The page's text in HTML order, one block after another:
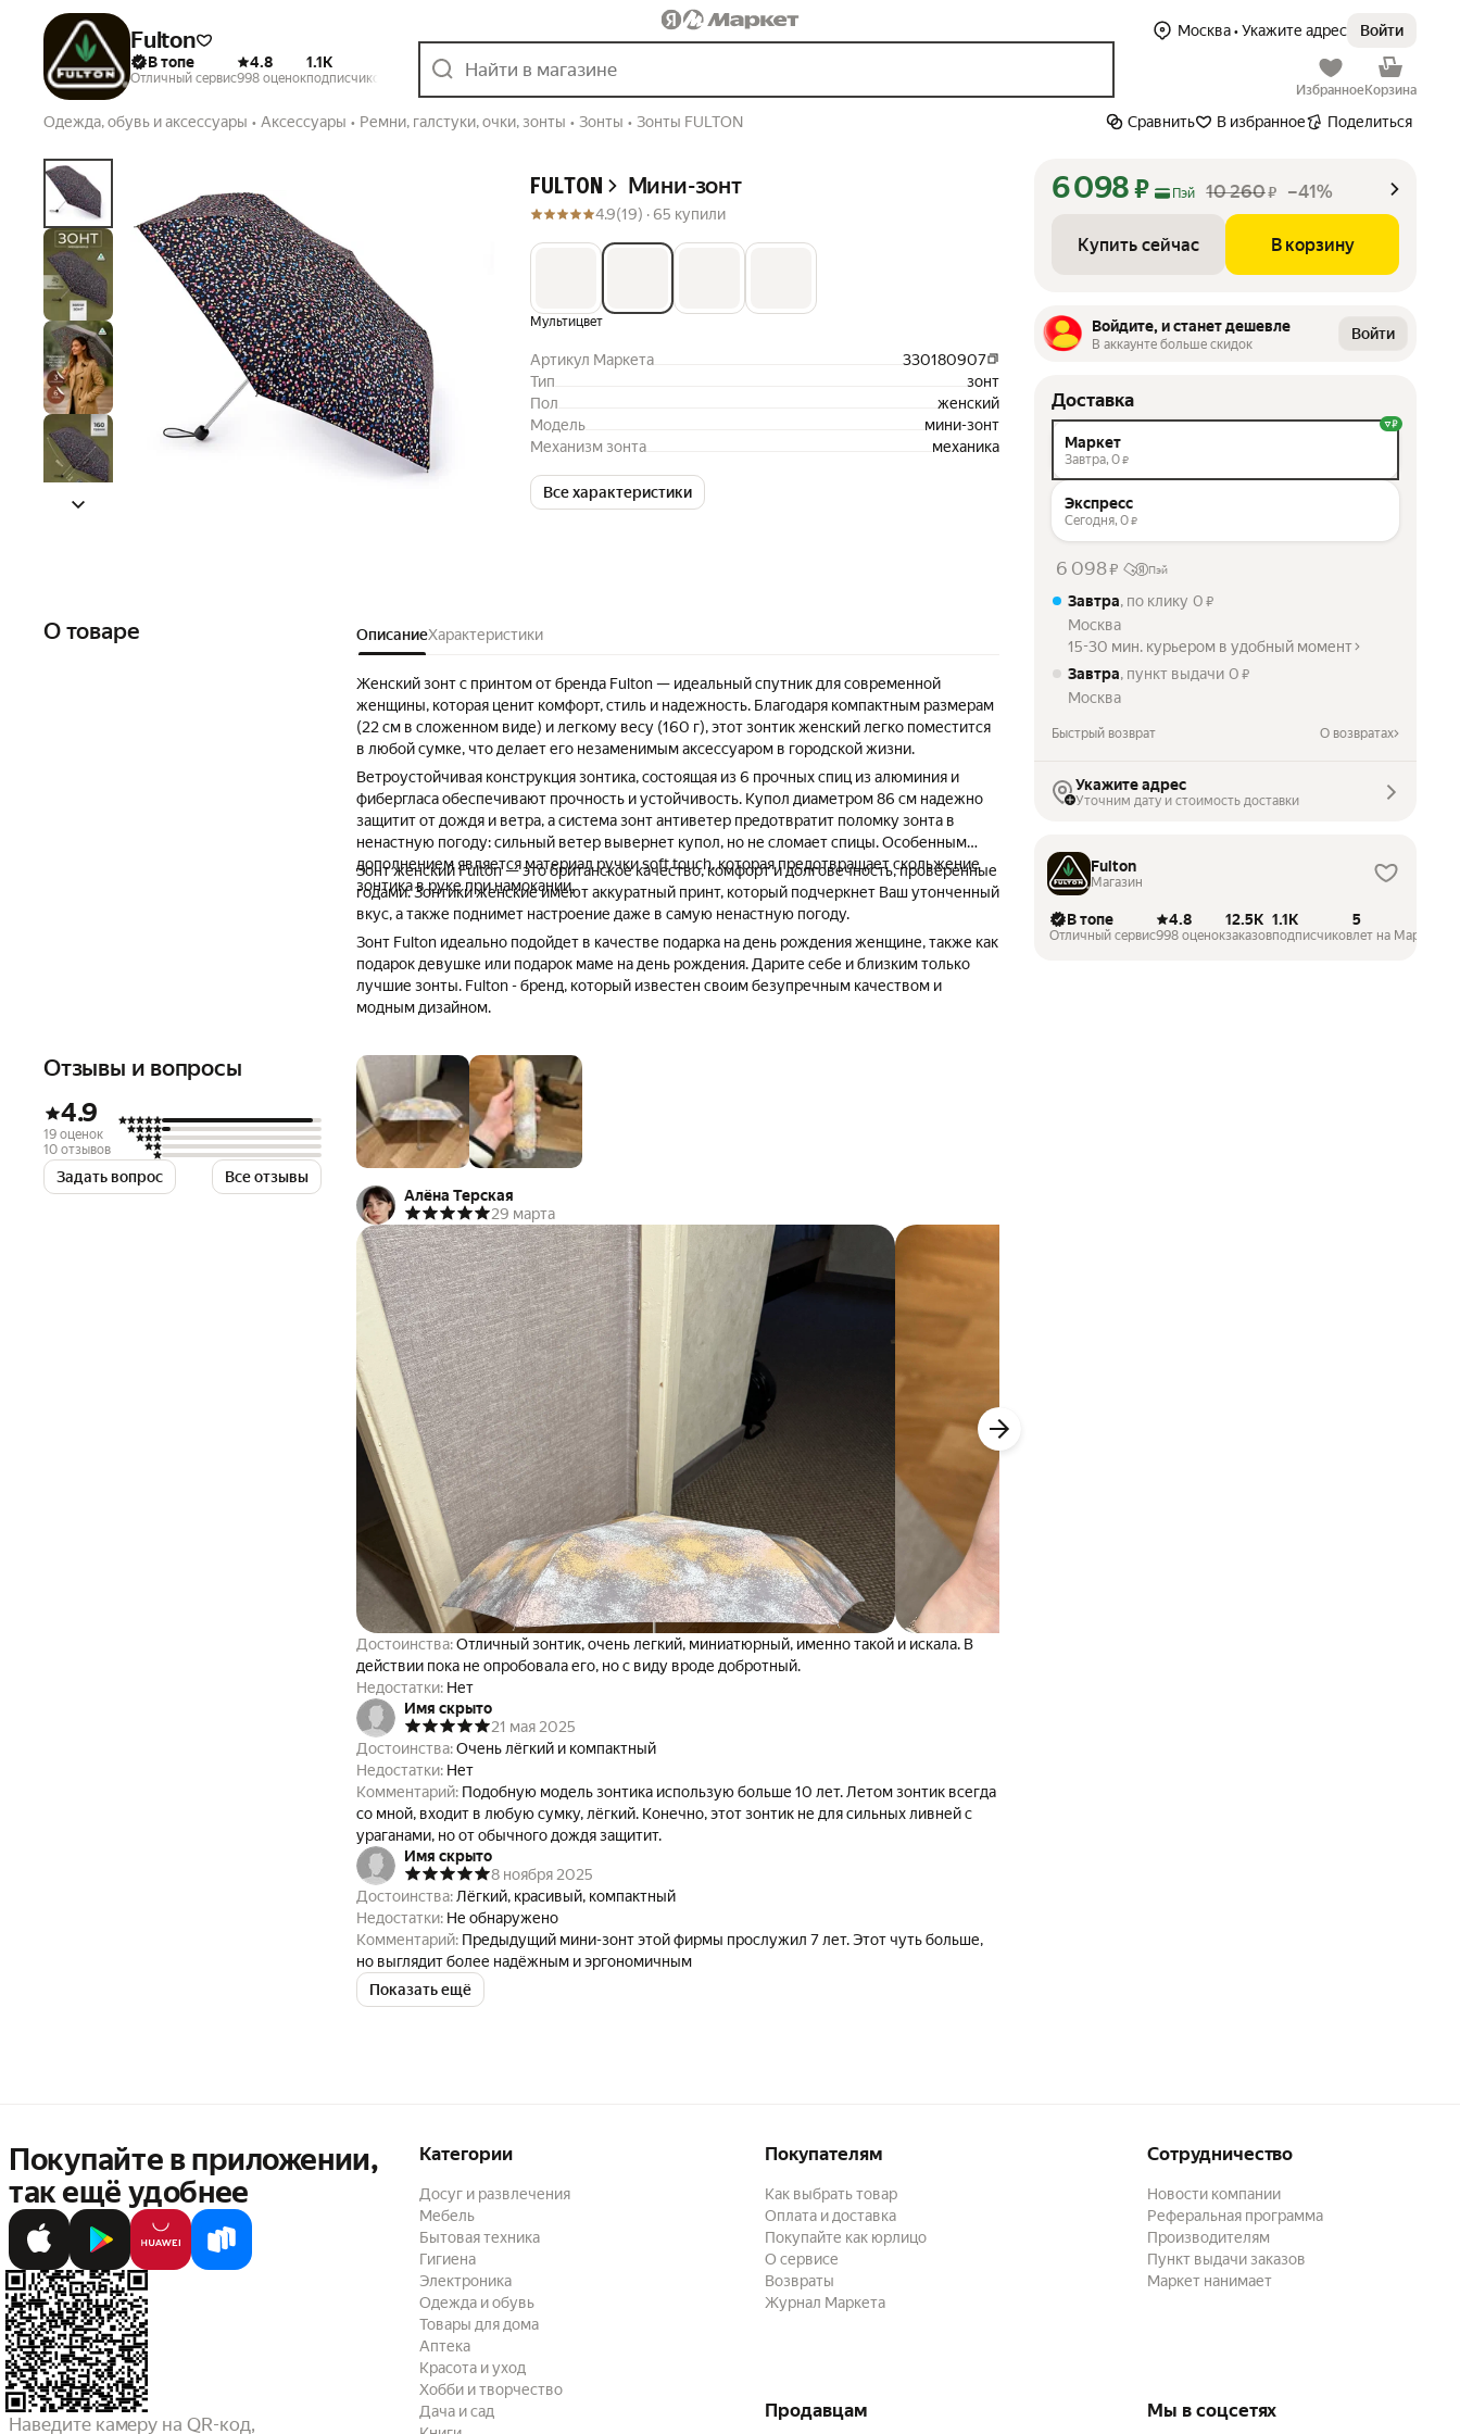
Fulton
В топе
Отличный сервис
4.8
998 оценок
1.1K
подписчиков
5
лет на Маркете
Москва• Укажите адрес Войти
Избранное Корзина
Одежда, обувь и аксессуары • Аксессуары • Ремни, галстуки, очки, зонты • Зонты • Зонты FULTON Сравнить В избранное Поделиться
FULTON Мини-зонт
4.9(19) · 65 купили
Мультицвет
Артикул Маркета
330180907
Тип
зонт
Пол
женский
Модель
мини-зонт
Механизм зонта
механика
Все характеристики
6 098₽ Пэй 10 260₽ –41%
Купить сейчас В корзину
Войдите, и станет дешевле
В аккаунте больше скидок
Войти
Доставка
Маркет
Завтра, 0₽
Экспресс
Сегодня, 0₽
6 098₽ Пэй
Завтра, по клику 0 ₽
Москва
15-30 мин. курьером в удобный момент
Завтра, пункт выдачи 0 ₽
Москва
Быстрый возврат О возвратах
Укажите адрес
Уточним дату и стоимость доставки
Fulton
Магазин
В топе
Отличный сервис
4.8
998 оценок
12.5K
заказов
1.1K
подписчиков
5
лет на Маркете
О товаре ОписаниеХарактеристики
Женский зонт с принтом от бренда Fulton — идеальный спутник для современной
женщины, которая ценит комфорт, стиль и надежность. Благодаря компактным размерам
(22 см в сложенном виде) и легкому весу (160 г), этот зонтик женский легко поместится
в любой сумке, что делает его незаменимым аксессуаром в городской жизни.
Ветроустойчивая конструкция зонтика, состоящая из 6 прочных спиц из алюминия и
фибергласа обеспечивают прочность и устойчивость. Купол диаметром 86 см надежно
защитит от дождя и ветра, а система зонт антиветер предотвратит поломку зонта в
ненастную погоду: сильный ветер вывернет купол, но не сломает спицы. Особенным
дополнением является материал ручки soft touсh, которая предотвращает скольжение
зонтика в руке при намокании.
Зонт женский Fulton — это британское качество, комфорт и долговечность, проверенные
годами. Зонтики женские имеют аккуратный принт, который подчеркнет Ваш утонченный
вкус, а также поднимет настроение даже в самую ненастную погоду.
Зонт Fulton идеально подойдет в качестве подарка на день рождения женщине, также как
подарок девушке или подарок маме на день рождения. Дарите себе и близким только
лучшие зонты. Fulton - бренд, который известен своим безупречным качеством и
модным дизайном.
Отзывы и вопросы
4.9
19 оценок
10 отзывов
Задать вопрос
Все отзывы
Алёна Терская
29 марта
Достоинства:Отличный зонтик, очень легкий, миниатюрный, именно такой и искала. В
действии пока не опробовала его, но с виду вроде добротный.
Недостатки: Нет
Имя скрыто
21 мая 2025
Достоинства:Очень лёгкий и компактный
Недостатки: Нет
Комментарий: Подобную модель зонтика использую больше 10 лет. Летом зонтик всегда
со мной, входит в любую сумку, лёгкий. Конечно, этот зонтик не для сильных ливней с
ураганами, но от обычного дождя защитит.
Имя скрыто
8 ноября 2025
Достоинства: Лёгкий, красивый, компактный
Недостатки: Не обнаружено
Комментарий: Предыдущий мини-зонт этой фирмы прослужил 7 лет. Этот чуть больше,
но выглядит более надёжным и эргономичным
Показать ещё
Покупайте в приложении,
так ещё удобнее
Наведите камеру на QR-код,
Категории
Досуг и развлечения
Мебель
Бытовая техника
Гигиена
Электроника
Одежда и обувь
Товары для дома
Аптека
Красота и уход
Хобби и творчество
Дача и сад
Покупателям
Как выбрать товар
Оплата и доставка
Покупайте как юрлицо
О сервисе
Возвраты
Журнал Маркета
Сотрудничество
Новости компании
Реферальная программа
Производителям
Пункт выдачи заказов
Маркет нанимает
Продавцам Мы в соцсетях